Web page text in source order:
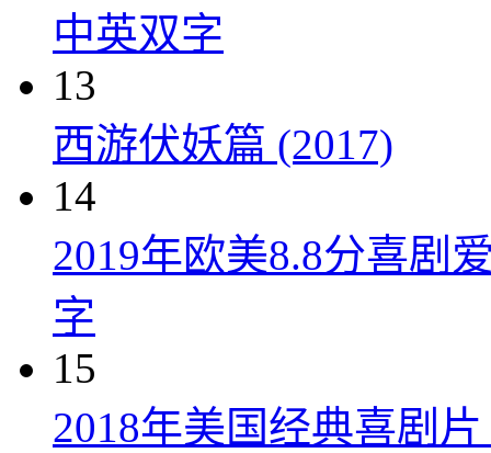
中英双字
13
西游伏妖篇 (2017)
14
2019年欧美8.8分喜剧
字
15
2018年美国经典喜剧